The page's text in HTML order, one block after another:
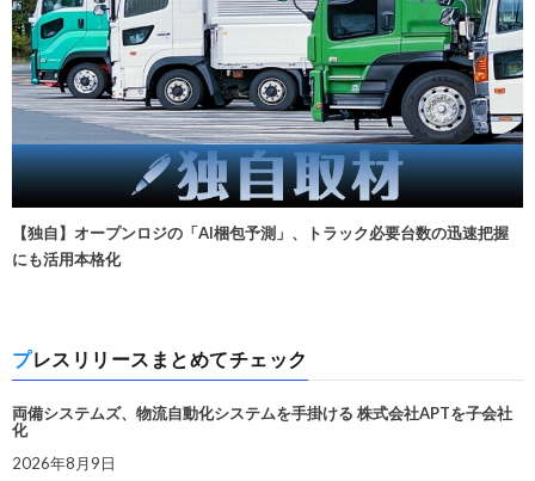
【独自】オープンロジの「AI梱包予測」、トラック必要台数の迅速把握
にも活用本格化
プレスリリースまとめてチェック
両備システムズ、物流自動化システムを手掛ける 株式会社APTを子会社
化
2026年8月9日